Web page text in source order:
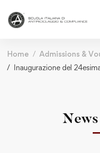
Home
Admissions &
Inaugurazione del
News